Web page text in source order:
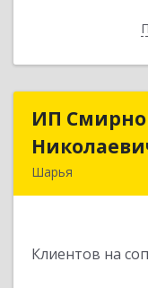
ИП
Шарья
Клиентов на